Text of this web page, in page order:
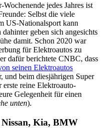
jedes Jahres ist
Selbst die viele
US-Nationalsport kann
geben sich angesichts
damit. Schon 2020 war
für Elektroautos zu
dafür berichtete CNBC, dass
seinen Elektroautos
und beim diesjährigen Super
reine Elektroauto-
Gelegenheit für einen
unten).
Kia, BMW